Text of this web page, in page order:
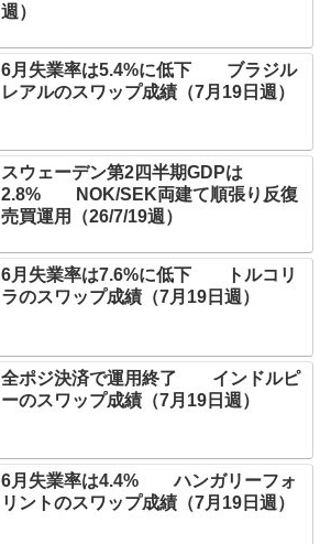
週）
6月失業率は5.4%に低下 ブラジル
レアルのスワップ成績（7月19日週）
スウェーデン第2四半期GDPは
2.8% NOK/SEK両建て順張り反復
売買運用（26/7/19週）
6月失業率は7.6%に低下 トルコリ
ラのスワップ成績（7月19日週）
全ポジ決済で運用終了 インドルピ
ーのスワップ成績（7月19日週）
6月失業率は4.4% ハンガリーフォ
リントのスワップ成績（7月19日週）